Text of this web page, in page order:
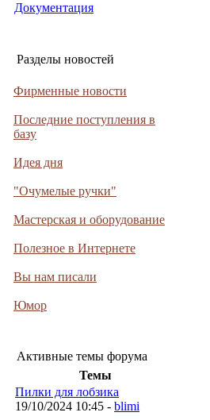
Документация
Разделы новостей
Фирменные новости
Последние поступления в
базу
Идея дня
"Очумелые ручки"
Мастерская и оборудование
Полезное в Интернете
Вы нам писали
Юмор
Активные темы форума
Темы
Пилки для лобзика
19/10/2024 10:45 - blimi